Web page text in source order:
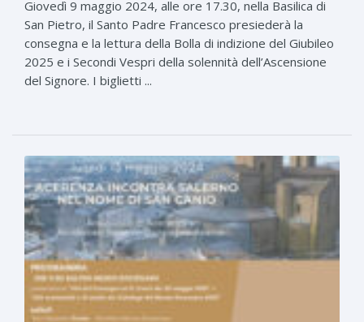
Giovedì 9 maggio 2024, alle ore 17.30, nella Basilica di
San Pietro, il Santo Padre Francesco presiederà la
consegna e la lettura della Bolla di indizione del Giubileo
2025 e i Secondi Vespri della solennità dell’Ascensione
del Signore. I biglietti ...